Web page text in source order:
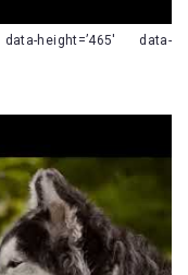
height=’465′ data-